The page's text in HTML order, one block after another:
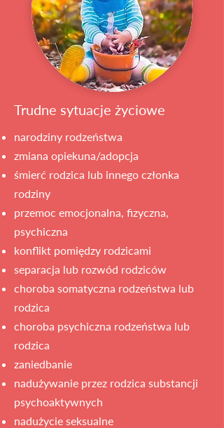
Trudne sytuacje życiowe
narodziny rodzeństwa
zmiana opiekuna/adopcja
śmierć rodzica lub innego członka
rodziny
przemoc emocjonalna, fizyczna,
psychiczna
konflikt pomiędzy rodzicami
separacja lub rozwód rodziców
choroba somatyczna rodzeństwa lub
rodzica
choroba psychiczna rodzeństwa lub
rodzica
zaniedbanie
nadużywanie przez rodzica substancji
psychoaktywnych
nadużycie seksualne